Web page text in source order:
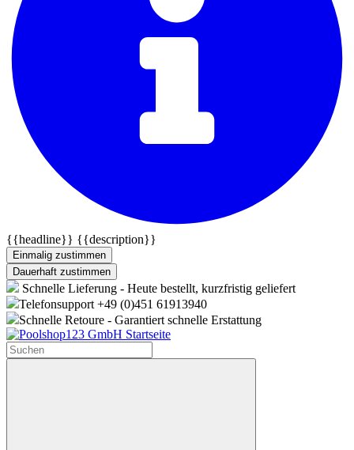
{{headline}} {{description}}
Einmalig zustimmen
Dauerhaft zustimmen
Schnelle Lieferung - Heute bestellt, kurzfristig geliefert
Telefonsupport +49 (0)451 61913940
Schnelle Retoure - Garantiert schnelle Erstattung